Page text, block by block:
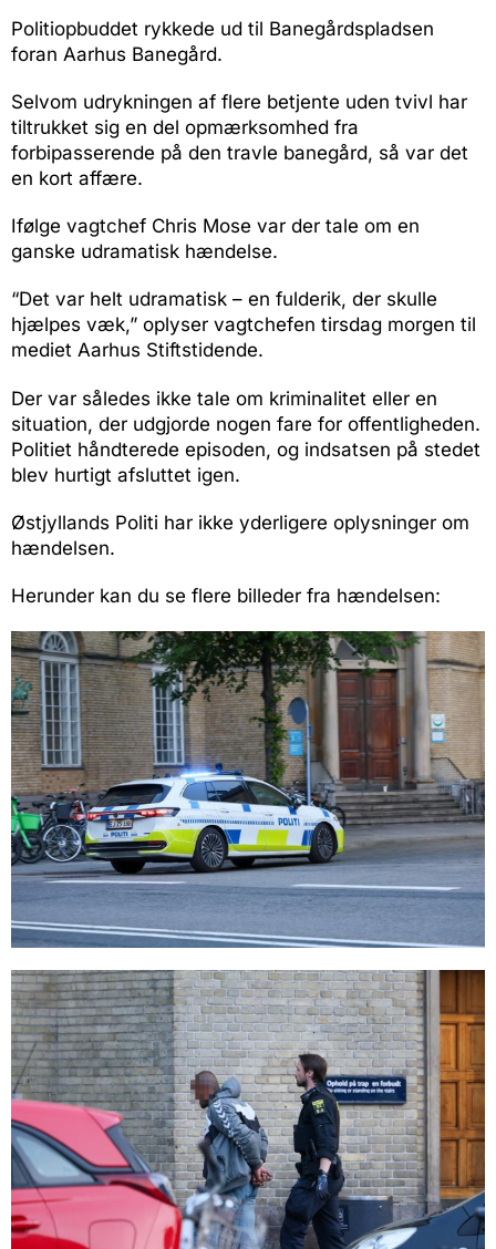
Politiopbuddet rykkede ud til Banegårdspladsen
foran Aarhus Banegård.
Selvom udrykningen af flere betjente uden tvivl har
tiltrukket sig en del opmærksomhed fra
forbipasserende på den travle banegård, så var det
en kort affære.
Ifølge vagtchef Chris Mose var der tale om en
ganske udramatisk hændelse.
“Det var helt udramatisk – en fulderik, der skulle
hjælpes væk,” oplyser vagtchefen tirsdag morgen til
mediet Aarhus Stiftstidende.
Der var således ikke tale om kriminalitet eller en
situation, der udgjorde nogen fare for offentligheden.
Politiet håndterede episoden, og indsatsen på stedet
blev hurtigt afsluttet igen.
Østjyllands Politi har ikke yderligere oplysninger om
hændelsen.
Herunder kan du se flere billeder fra hændelsen: